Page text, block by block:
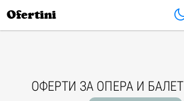
Ofertini
ОФЕРТИ ЗА ОПЕРА И БАЛЕТ